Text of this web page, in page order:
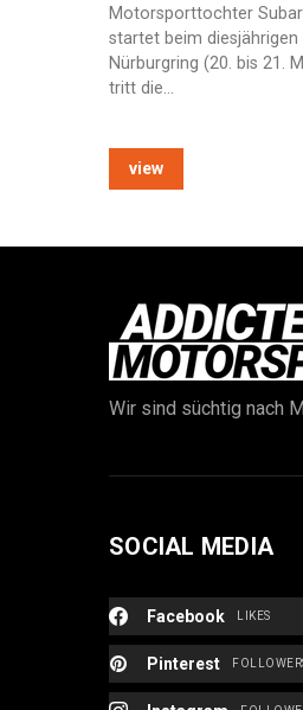
Motorsporttochter
startet beim
Nürburgring (20. bis 21.
tritt die…
view
Wir sind süchtig nach
SOCIAL MEDIA
Facebook LIKES
Pinterest